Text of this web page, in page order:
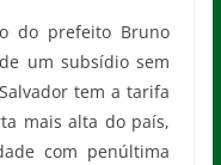
do prefeito Bruno
um subsídio sem
tem a tarifa
mais alta do país,
com penúltima